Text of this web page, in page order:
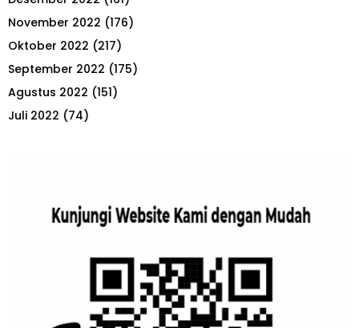
November 2022 (176)
Oktober 2022 (217)
September 2022 (175)
Agustus 2022 (151)
Juli 2022 (74)